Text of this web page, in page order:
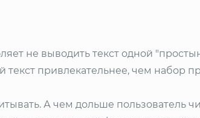
не выводить текст одной
текст привлекательнее, чем набор
А чем дольше пользователь